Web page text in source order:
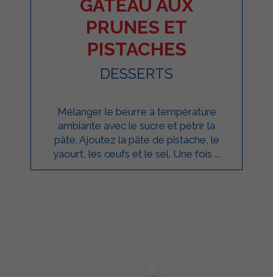
GÂTEAU AUX
PRUNES ET
PISTACHES
DESSERTS
Mélanger le beurre à température
ambiante avec le sucre et pétrir la
pâte. Ajoutez la pâte de pistache, le
yaourt, les œufs et le sel. Une fois ...